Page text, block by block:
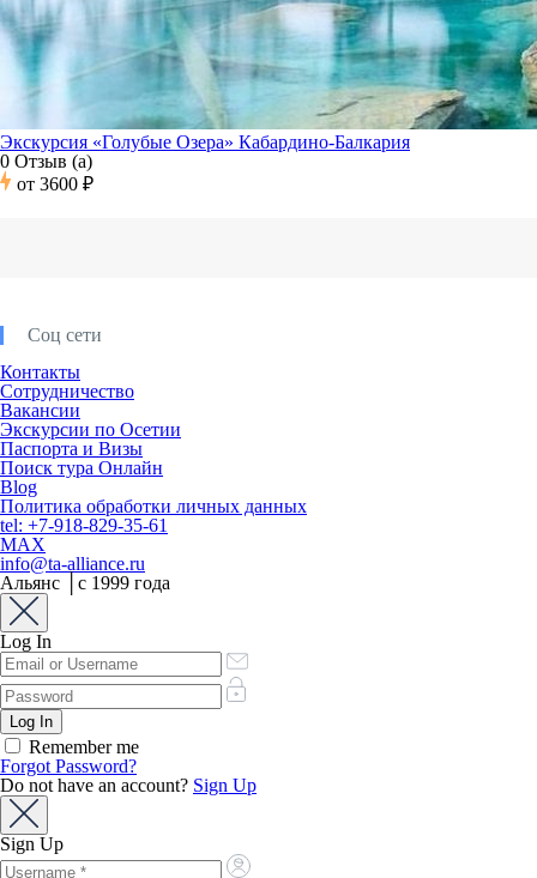
Экскурсия «Голубые Озера» Кабардино-Балкария
0 Отзыв (а)
от 3600 ₽
Соц сети
Контакты
Сотрудничество
Вакансии
Экскурсии по Осетии
Паспорта и Визы
Поиск тура Онлайн
Blog
Политика обработки личных данных
tel: +7-918-829-35-61
MAX
info@ta-alliance.ru
Альянс │с 1999 года
Log In
Remember me
Forgot Password?
Do not have an account? Sign Up
Sign Up